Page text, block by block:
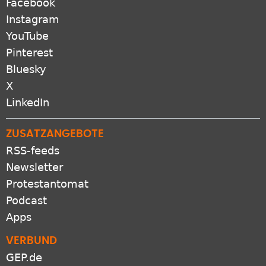
Instagram
YouTube
Pinterest
Bluesky
X
LinkedIn
RSS-feeds
Newsletter
Protestantomat
Podcast
Apps
GEP.de
EKD.de